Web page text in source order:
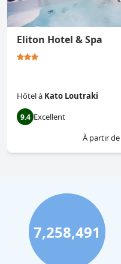
Eliton Hotel & Spa
Hôtelà Kato Loutraki
9.4 Excellent
À partir de
7,258,491